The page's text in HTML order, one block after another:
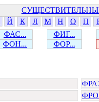
Й К Л М Н О П
ФАС...
ФИГ...
ФОН...
ФОР...